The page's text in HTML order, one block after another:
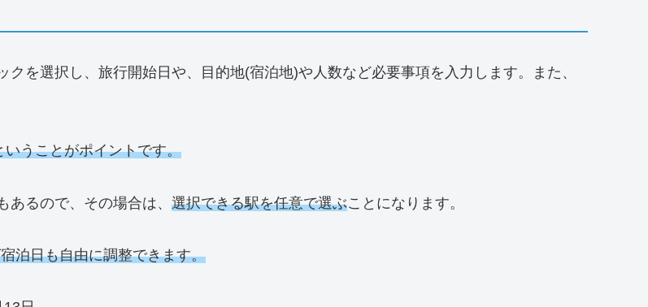
を選択し、旅行開始日や、目的地(宿泊地)や人数など必要事項を入力します。また、
うことがポイントです。
るので、その場合は、 選択できる駅を任意で選ぶことになります。
泊日も自由に調整できます。